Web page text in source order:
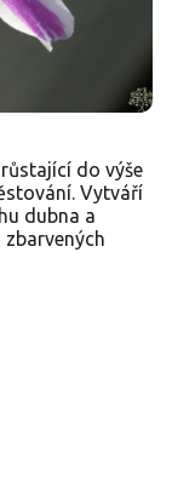
do výše
Vytváří
dubna a